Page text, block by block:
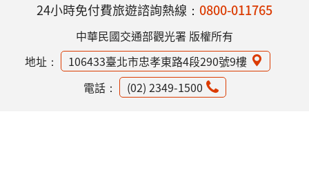
24小時免付費旅遊諮詢熱線： 0800-011765
中華民國交通部觀光署 版權所有
地址：
106433臺北市忠孝東路4段290號9樓
電話：
(02) 2349-1500